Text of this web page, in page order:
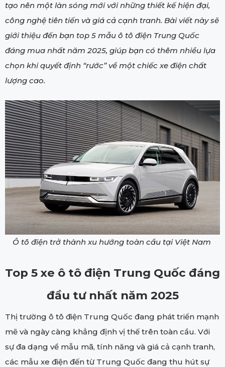
tạo nên một làn sóng mới với những thiết kế hiện đại,
công nghệ tiên tiến và giá cả cạnh tranh. Bài viết này sẽ
giới thiệu đến bạn top 5 mẫu ô tô điện Trung Quốc
đáng mua nhất năm 2025, giúp bạn có thêm nhiều lựa
chọn khi quyết định “rước” về một chiếc xe điện chất
lượng cao.
Ô tô điện trở thành xu hướng toàn cầu tại Việt Nam
Top 5 xe ô tô điện Trung Quốc đáng
đầu tư nhất năm 2025
Thị trường ô tô điện Trung Quốc đang phát triển mạnh
mẽ và ngày càng khẳng định vị thế trên toàn cầu. Với
sự đa dạng về mẫu mã, tính năng và giá cả cạnh tranh,
các mẫu xe điện đến từ Trung Quốc đang thu hút sự